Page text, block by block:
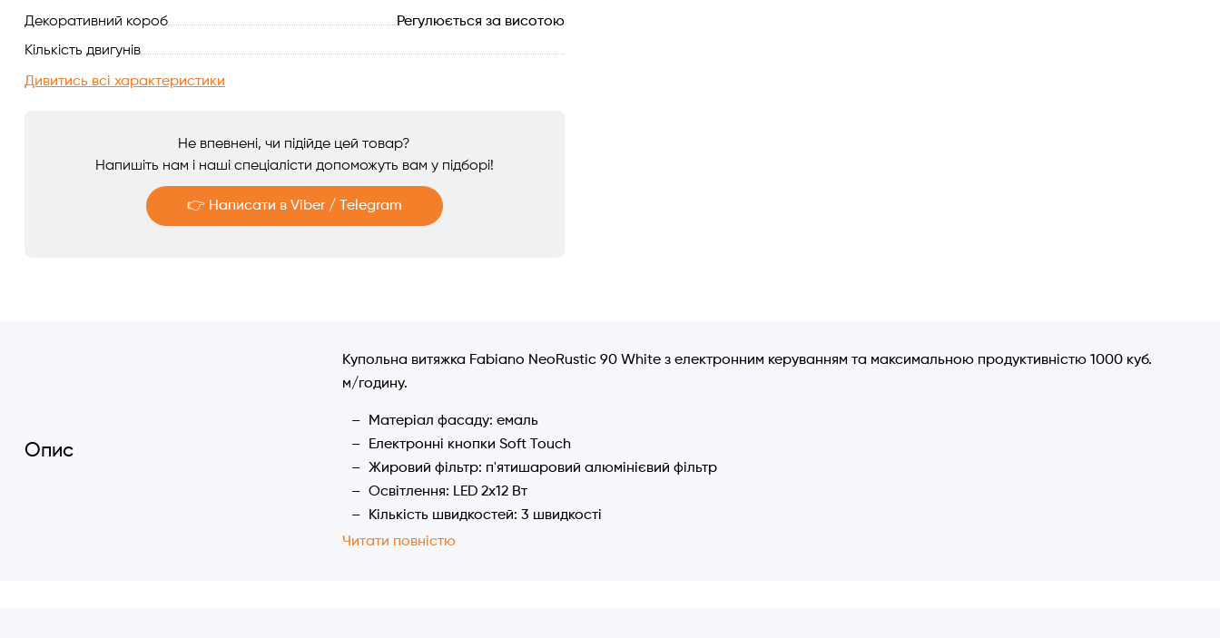
Аксесуари
Декоративний короб
Регулюється за висотою
Кількість двигунів
Дивитись всі характеристики
Не впевнені, чи підійде цей товар?
Напишіть нам і наші спеціалісти допоможуть вам у підборі!
👉 Написати в Viber / Telegram
Опис
Купольна витяжка Fabiano NeoRustic 90 White з електронним керуванням та максимальною продуктивністю 1000 куб.
м/годину.
Матеріал фасаду: емаль
Електронні кнопки Soft Touch
Жировий фільтр: п'ятишаровий алюмінієвий фільтр
Освітлення: LED 2x12 Вт
Кількість швидкостей: 3 швидкості
Продуктивність (макс.): 1000 м³/год
Читати повністю